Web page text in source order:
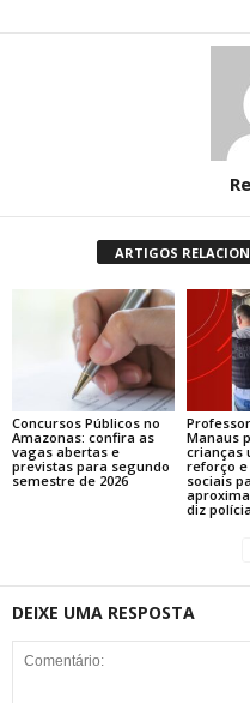
ARTIGOS
Concursos Públicos no
Amazonas: confira as
vagas abertas e
previstas para segundo
semestre de 2026
Manaus
crianças
reforço
sociais
diz polícia
DEIXE UMA RESPOSTA